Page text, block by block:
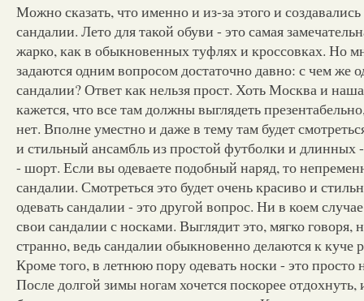
Можно сказать, что именно и из-за этого и
сандалии. Лето для такой обуви - это самая
жарко, как в обыкновенных туфлях и кроссовках. Но
задаются одним вопросом достаточно давно: с чем же
сандалии? Ответ как нельзя прост. Хоть Москва и
кажется, что все там должны выглядеть
нет. Вполне уместно и даже в тему там будет
и стильный ансамбль из простой футболки и длинных
- шорт. Если вы одеваете подобный наряд, то
сандалии. Смотреться это будет очень красиво и
одевать сандалии - это другой вопрос. Ни в коем
свои сандалии с носками. Выглядит это, мягко говоря,
странно, ведь сандалии обыкновенно делаются к куче
Кроме того, в летнюю пору одевать носки - это просто
После долгой зимы ногам хочется поскорее отдохнуть,